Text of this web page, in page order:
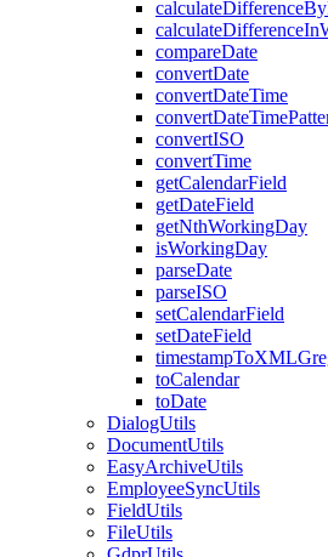
compareDate
convertDate
convertDateTime
convertISO
convertTime
getCalendarField
getDateField
getNthWorkingDay
isWorkingDay
parseDate
parseISO
setCalendarField
setDateField
toCalendar
toDate
DialogUtils
DocumentUtils
EasyArchiveUtils
EmployeeSyncUtils
FieldUtils
FileUtils